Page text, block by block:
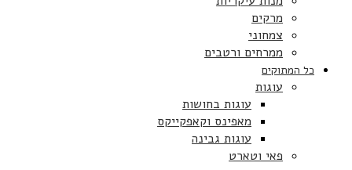
מרקים
צמחוני
ממרחים ורטבים
כל המתוקים
עוגות
עוגות בחושות
מאפינס וקאפקייקס
עוגות גבינה
פאי וטארט